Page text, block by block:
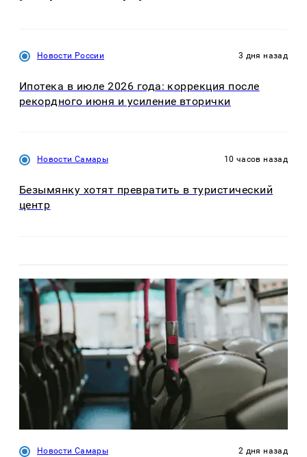
Новости России 3 дня назад
Ипотека в июле 2026 года: коррекция после
рекордного июня и усиление вторички
Новости Самары 10 часов назад
Безымянку хотят превратить в туристический
центр
Новости Самары 2 дня назад